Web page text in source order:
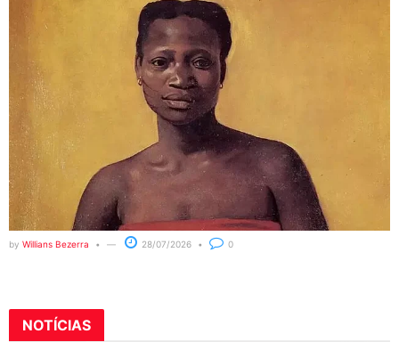
by Willians Bezerra 28/07/2026 0
NOTÍCIAS